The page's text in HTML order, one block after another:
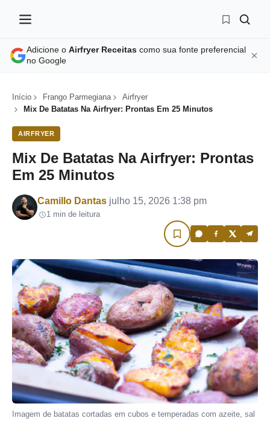
Adicione o Airfryer Receitas como sua fonte preferencial
no Google
Início Frango Parmegiana
Airfryer
Mix De Batatas Na Airfryer: Prontas Em 25 Minutos
AIRFRYER
Mix De Batatas Na Airfryer: Prontas
Em 25 Minutos
Por
Camillo Dantas julho 15, 2026 1:38 pm
1 min de leitura
Imagem de batatas cortadas em cubos e temperadas com azeite, sal